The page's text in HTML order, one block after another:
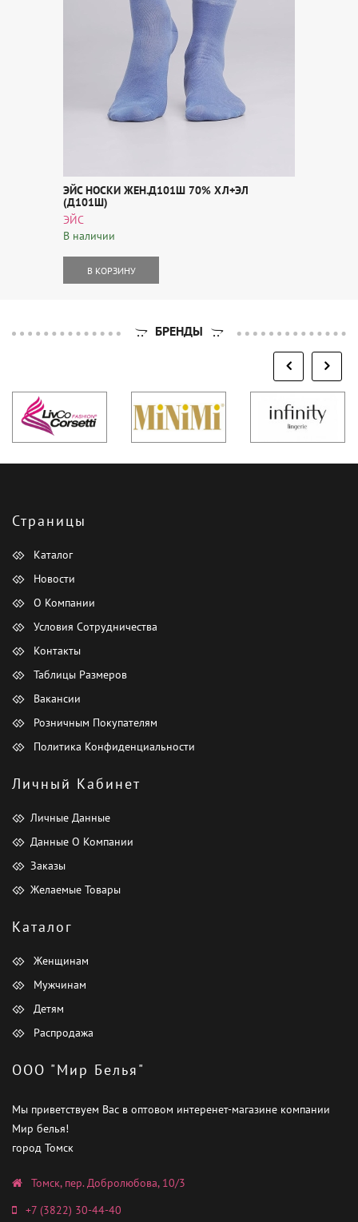
ЭЙС НОСКИ ЖЕН.Д101Ш 70% ХЛ+ЭЛ
(Д101Ш)
ЭЙС
В наличии
В КОРЗИНУ
БРЕНДЫ
Страницы
Каталог
Новости
О Компании
Условия Сотрудничества
Контакты
Таблицы Размеров
Вакансии
Розничным Покупателям
Политика Конфиденциальности
Личный Кабинет
Личные Данные
Данные О Компании
Заказы
Желаемые Товары
Каталог
Женщинам
Мужчинам
Детям
Распродажа
ООО "Мир Белья"
Мы приветствуем Вас в оптовом интеренет-магазине компании
Мир белья!
город Томск
Томск, пер. Добролюбова, 10/3
+7 (3822) 30-44-40